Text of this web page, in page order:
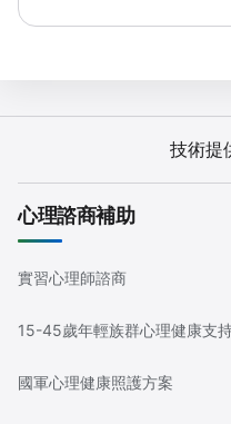
技術提
心理諮商補助
實習心理師諮商
15-45歲年輕族群心理健康支
國軍心理健康照護方案